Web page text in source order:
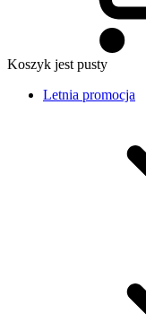
Koszyk jest pusty
Letnia promocja